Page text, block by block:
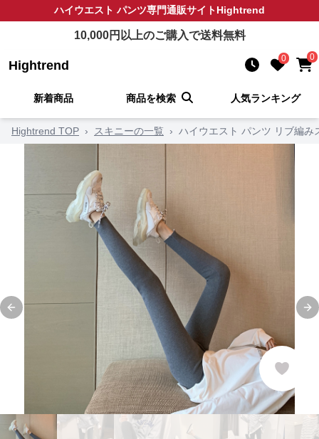
ハイウエスト パンツ専門通販サイトHightrend
10,000円以上のご購入で送料無料
Hightrend 0 0
新着商品 商品を検索 人気ランキング
Hightrend TOP › スキニーの一覧 › ハイウエスト パンツ リブ編み
Previous slide